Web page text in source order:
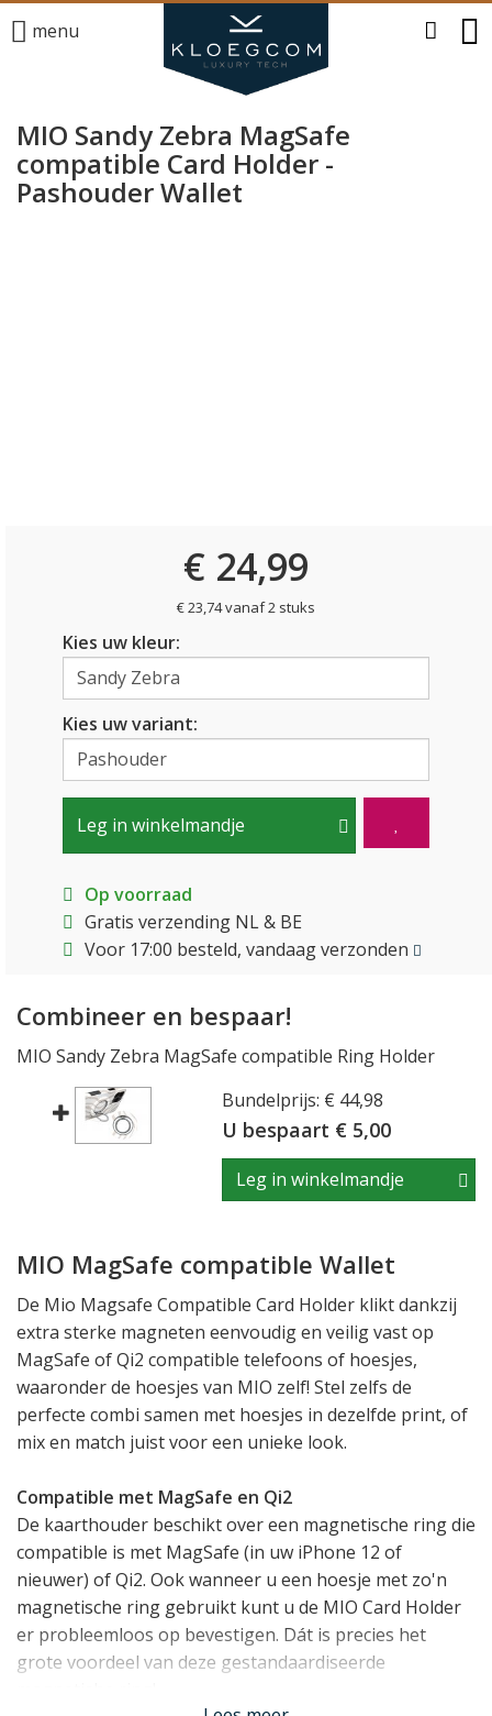
menu
MIO Sandy Zebra MagSafe
compatible Card Holder -
Pashouder Wallet
€ 24,99
€ 23,74 vanaf 2 stuks
Kies uw kleur:
Kies uw variant:
Leg in winkelmandje
Op voorraad
Gratis verzending NL & BE
Voor 17:00 besteld, vandaag verzonden
Combineer en bespaar!
MIO Sandy Zebra MagSafe compatible Ring Holder
Bundelprijs: € 44,98
U bespaart € 5,00
Leg in winkelmandje
MIO MagSafe compatible Wallet
De Mio Magsafe Compatible Card Holder klikt dankzij
extra sterke magneten eenvoudig en veilig vast op
MagSafe of Qi2 compatible telefoons of hoesjes,
waaronder de hoesjes van MIO zelf! Stel zelfs de
perfecte combi samen met hoesjes in dezelfde print, of
mix en match juist voor een unieke look.
Compatible met MagSafe en Qi2
De kaarthouder beschikt over een magnetische ring die
compatible is met MagSafe (in uw iPhone 12 of
nieuwer) of Qi2. Ook wanneer u een hoesje met zo'n
magnetische ring gebruikt kunt u de MIO Card Holder
er probleemloos op bevestigen. Dát is precies het
grote voordeel van deze gestandaardiseerde